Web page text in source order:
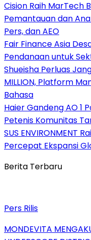
Cision Raih MarTech
Pemantauan dan
Pers, dan AEO
Fair Finance Asia
Pendanaan untuk
Shueisha Perluas
MILLION, Platform
Bahasa
Haier Gandeng AO 1
Petenis Komunitas
SUS ENVIRONMENT
Percepat Ekspansi
Berita Terbaru
Pers Rilis
MONDEVITA